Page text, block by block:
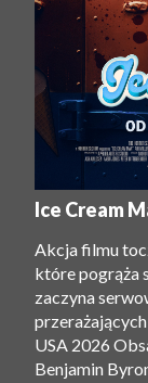
Ice Cream
Akcja filmu
które pogrąża
zaczyna
USA 2026
Benjamin